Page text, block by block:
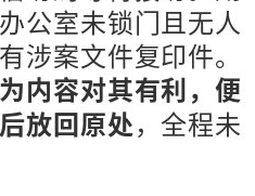
公室未锁门且无人
涉案文件复印件。
内容对其有利，便
放回原处，全程未